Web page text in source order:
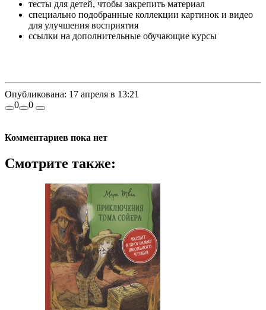
тесты для детей, чтобы закрепить материал
специально подобранные коллекции картинок и видео
для улучшения восприятия
ссылки на дополнительные обучающие курсы
Опубликована: 17 апреля в 13:21
0
0
Комментариев пока нет
Смотрите также: